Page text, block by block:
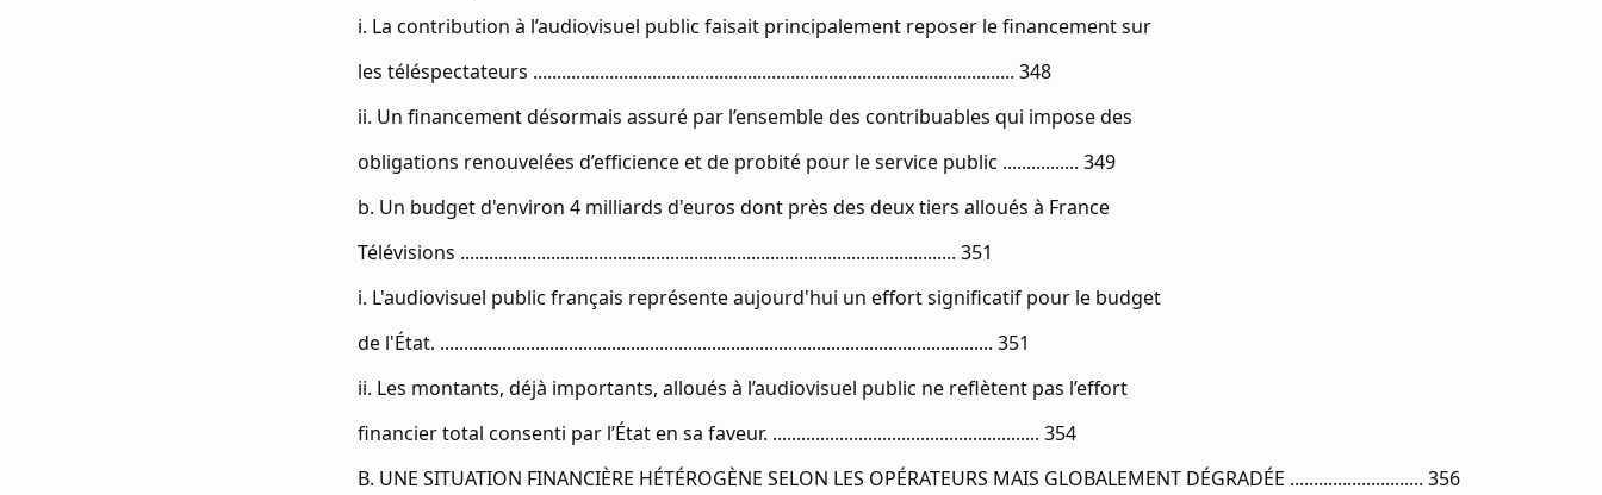
i. La contribution à l’audiovisuel public faisait principalement reposer le financement sur
les téléspectateurs ..................................................................................................... 348
ii. Un financement désormais assuré par l’ensemble des contribuables qui impose des
obligations renouvelées d’efficience et de probité pour le service public ................ 349
b. Un budget d'environ 4 milliards d'euros dont près des deux tiers alloués à France
Télévisions ........................................................................................................ 351
i. L'audiovisuel public français représente aujourd'hui un effort significatif pour le budget
de l'État. .................................................................................................................... 351
ii. Les montants, déjà importants, alloués à l’audiovisuel public ne reflètent pas l’effort
financier total consenti par l’État en sa faveur. ........................................................ 354
B. UNE SITUATION FINANCIÈRE HÉTÉROGÈNE SELON LES OPÉRATEURS MAIS GLOBALEMENT DÉGRADÉE ............................ 356